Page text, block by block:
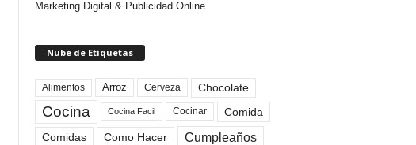
Marketing Digital & Publicidad Online
Nube de Etiquetas
Alimentos Arroz Cerveza Chocolate
Cocina Cocina Facil Cocinar
Comida
Comidas
Como Hacer Cumpleaños